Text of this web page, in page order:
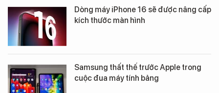
Dòng máy iPhone 16 sẽ được nâng cấp
kích thước màn hình
Samsung thất thế trước Apple trong
cuộc đua máy tính bảng